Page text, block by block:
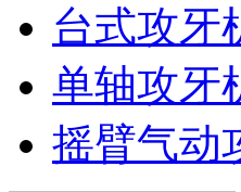
台式攻牙
单轴攻牙
摇臂气动